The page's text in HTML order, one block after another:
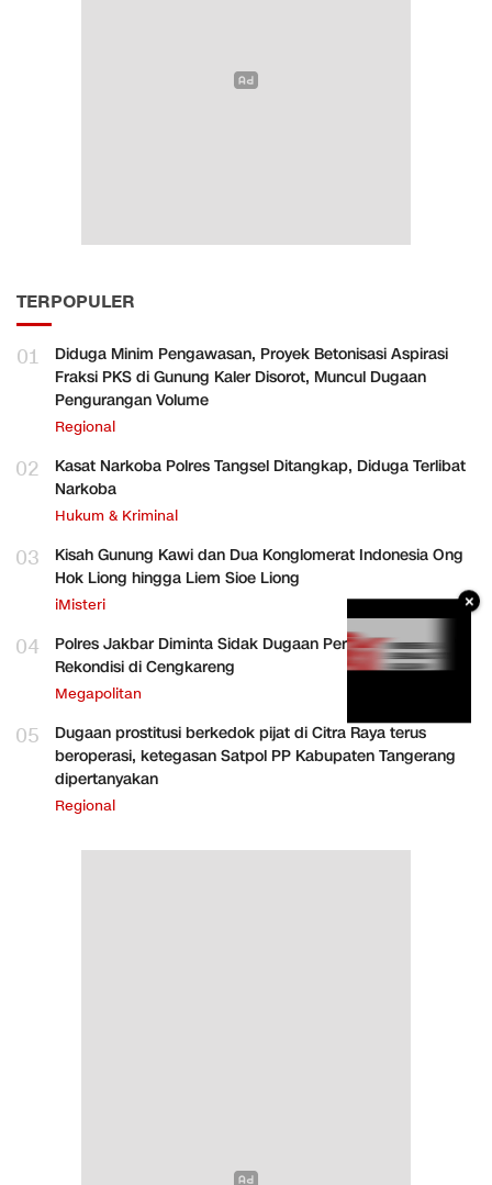
TERPOPULER
01
Diduga Minim Pengawasan, Proyek Betonisasi Aspirasi
Fraksi PKS di Gunung Kaler Disorot, Muncul Dugaan
Pengurangan Volume
Regional
02
Kasat Narkoba Polres Tangsel Ditangkap, Diduga Terlibat
Narkoba
Hukum & Kriminal
03
Kisah Gunung Kawi dan Dua Konglomerat Indonesia Ong
Hok Liong hingga Liem Sioe Liong
iMisteri
04
Polres Jakbar Diminta Sidak Dugaan Perakitan HP
Rekondisi di Cengkareng
Megapolitan
05
Dugaan prostitusi berkedok pijat di Citra Raya terus
beroperasi, ketegasan Satpol PP Kabupaten Tangerang
dipertanyakan
Regional
×